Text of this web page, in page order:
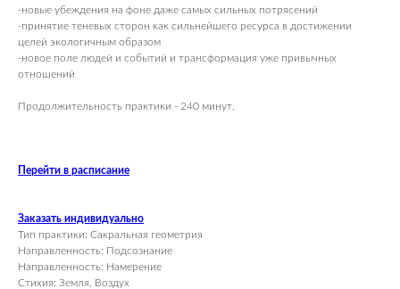
-новые убеждения на фоне даже самых сильных потрясений
-принятие теневых сторон как сильнейшего ресурса в достижении
целей экологичным образом
-новое поле людей и событий и трансформация уже привычных
отношений
Продолжительность практики - 240 минут.
Перейти в расписание
Заказать индивидуально
Тип практики: Сакральная геометрия
Направленность: Подсознание
Направленность: Намерение
Стихия: Земля, Воздух